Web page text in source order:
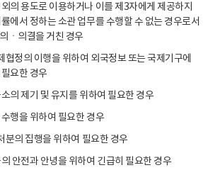
의 용도로 이용하거나 이를 제3자에게 제공하지
에서 정하는 소관 업무를 수행할 수 없는 경우로서
ㆍ의결을 거친 경우
협정의 이행을 위하여 외국정보 또는 국제기구에
요한 경우
의 제기 및 유지를 위하여 필요한 경우
행을 위하여 필요한 경우
분의 집행을 위하여 필요한 경우
안전과 안녕을 위하여 긴급히 필요한 경우